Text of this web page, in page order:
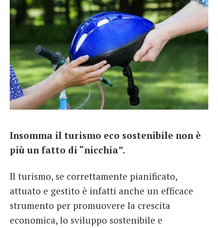
Insomma il turismo eco sostenibile non è
più un fatto di “nicchia”.
Il turismo, se correttamente pianificato,
attuato e gestito è infatti anche un efficace
strumento per promuovere la crescita
economica, lo sviluppo sostenibile e